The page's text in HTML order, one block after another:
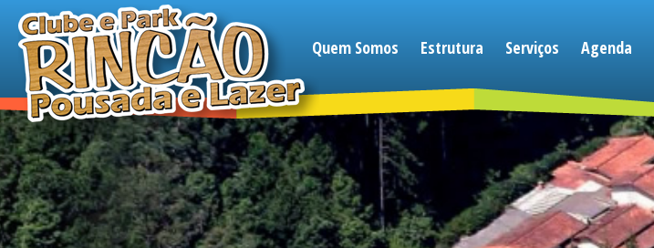
Quem Somos Estrutura Serviços Agenda